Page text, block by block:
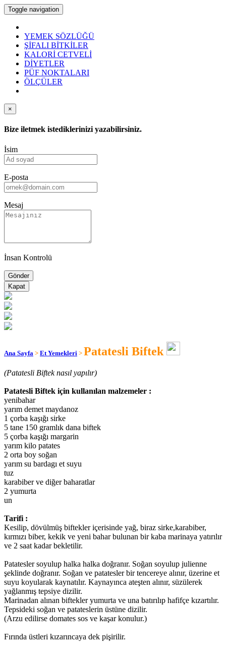
Toggle navigation
YEMEK SÖZLÜĞÜ
ŞİFALI BİTKİLER
KALORİ CETVELİ
DİYETLER
PÜF NOKTALARI
ÖLÇÜLER
×
Bize iletmek istediklerinizi yazabilirsiniz.
İsim
E-posta
Mesaj
İnsan Kontrolü
Kapat
Ana Sayfa > Et Yemekleri > Patatesli Biftek
(Patatesli Biftek nasıl yapılır)
Patatesli Biftek için kullanılan malzemeler :
yenibahar
yarım demet maydanoz
1 çorba kaşığı sirke
5 tane 150 gramlık dana biftek
5 çorba kaşığı margarin
yarım kilo patates
2 orta boy soğan
yarım su bardagı et suyu
tuz
karabiber ve diğer baharatlar
2 yumurta
un
Tarifi :
Kesilip, dövülmüş biftekler içerisinde yağ, biraz sirke,karabiber,
kırmızı biber, kekik ve yeni bahar bulunan bir kaba marinaya yatırılır
ve 2 saat kadar bekletilir.
Patatesler soyulup halka halka doğranır. Soğan soyulup julienne
şeklinde doğranır. Soğan ve patatesler bir tencereye alınır, üzerine et
suyu koyularak kaynatılır. Kaynayınca ateşten alınır, süzülerek
yağlanmış tepsiye dizilir.
Marinadan alınan biftekler yumurta ve una batırılıp hafifçe kızartılır.
Tepsideki soğan ve patateslerin üstüne dizilir.
(Arzu edilirse domates sos ve kaşar konulur.)
Fırında üstleri kızarıncaya dek pişirilir.